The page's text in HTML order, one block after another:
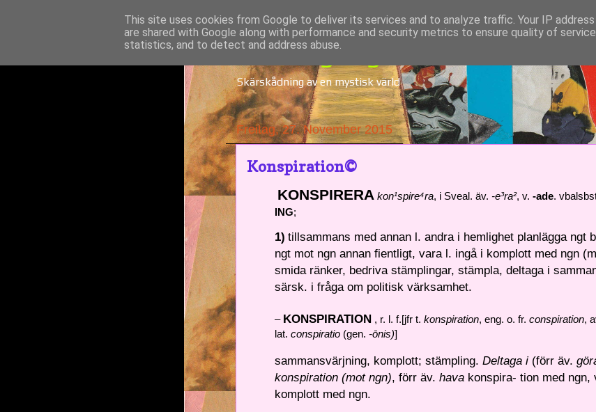
Solnedgång
Skärskådning av en mystisk värld
Freitag, 27. November 2015
Konspiration©
KONSPIRERA kon¹spire⁴ra, i Sveal. äv. -e³ra², v. -ade.
ING;
1) tillsammans med annan l. andra i hemlighet planlägga ngt
ngt mot ngn annan fientligt, vara l. ingå i komplott med ngn
smida ränker, bedriva stämplingar, stämpla, deltaga i
särsk. i fråga om politisk värksamhet.
– KONSPIRATION , r. l. f.[jfr t. konspiration, eng. o. fr. conspiration,
lat. conspiratio (gen. -ōnis)]
sammansvärjning, komplott; stämpling. Deltaga i (förr äv.
konspiration (mot ngn), förr äv. hava konspira- tion med ngn,
komplott med ngn.
This site uses cookies from Google to deliver its services and to analyze traffic. Your IP
are shared with Google along with performance and security metrics to ensure quality of
statistics, and to detect and address abuse.